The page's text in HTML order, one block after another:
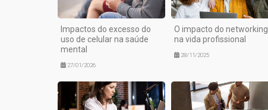
Impactos do excesso do
uso de celular na saúde
mental
27/01/2026
O impacto do networking
na vida profissional
28/11/2025